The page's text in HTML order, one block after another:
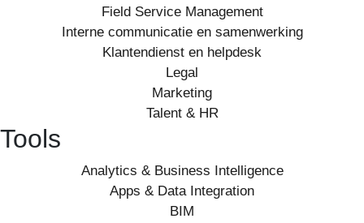
Field Service Management
Interne communicatie en samenwerking
Klantendienst en helpdesk
Legal
Marketing
Talent & HR
Tools
Analytics & Business Intelligence
Apps & Data Integration
BIM